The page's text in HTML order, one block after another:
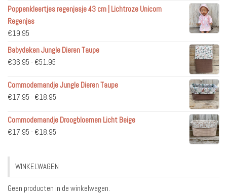
Poppenkleertjes regenjasje 43 cm | Lichtroze Unicorn
Regenjas
€19.95
Babydeken Jungle Dieren Taupe
€36.95 - €51.95
tot
€51.95
Commodemandje Jungle Dieren Taupe
€17.95 - €18.95
tot
Commodemandje Droogbloemen Licht Beige
€17.95 - €18.95
€18.95
WINKELWAGEN
Geen producten in de winkelwagen.